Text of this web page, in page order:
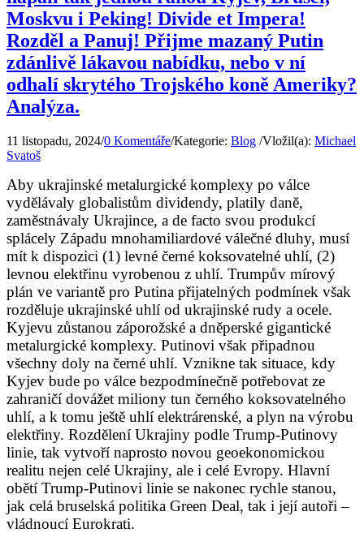
Moskvu i Peking! Divide et Impera!
Rozděl a Panuj! Přijme mazaný Putin
zdánlivě lákavou nabídku, nebo v ní
odhalí skrytého Trojského koně Ameriky?
Analýza.
11 listopadu, 2024/0 Komentáře/Kategorie: Blog /Vložil(a): Michael
Svatoš
Aby ukrajinské metalurgické komplexy po válce
vydělávaly globalistům dividendy, platily daně,
zaměstnávaly Ukrajince, a de facto svou produkcí
splácely Západu mnohamiliardové válečné dluhy, musí
mít k dispozici (1) levné černé koksovatelné uhlí, (2)
levnou elektřinu vyrobenou z uhlí. Trumpův mírový
plán ve variantě pro Putina přijatelných podmínek však
rozděluje ukrajinské uhlí od ukrajinské rudy a ocele.
Kyjevu zůstanou záporožské a dněperské gigantické
metalurgické komplexy. Putinovi však připadnou
všechny doly na černé uhlí. Vznikne tak situace, kdy
Kyjev bude po válce bezpodmínečně potřebovat ze
zahraničí dovážet miliony tun černého koksovatelného
uhlí, a k tomu ještě uhlí elektrárenské, a plyn na výrobu
elektřiny. Rozdělení Ukrajiny podle Trump-Putinovy
linie, tak vytvoří naprosto novou geoekonomickou
realitu nejen celé Ukrajiny, ale i celé Evropy. Hlavní
obětí Trump-Putinovi linie se nakonec rychle stanou,
jak celá bruselská politika Green Deal, tak i její autoři –
vládnoucí Eurokrati.